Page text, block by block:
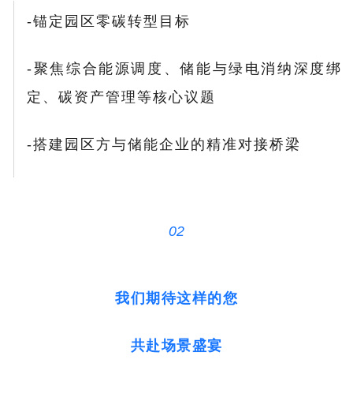
-锚定园区零碳转型目标
-聚焦综合能源调度、储能与绿电消纳深度绑
定、碳资产管理等核心议题
-搭建园区方与储能企业的精准对接桥梁
02
我们期待这样的您
共赴场景盛宴